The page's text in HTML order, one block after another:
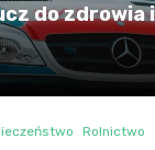
do zdrowia
Rolnictwo